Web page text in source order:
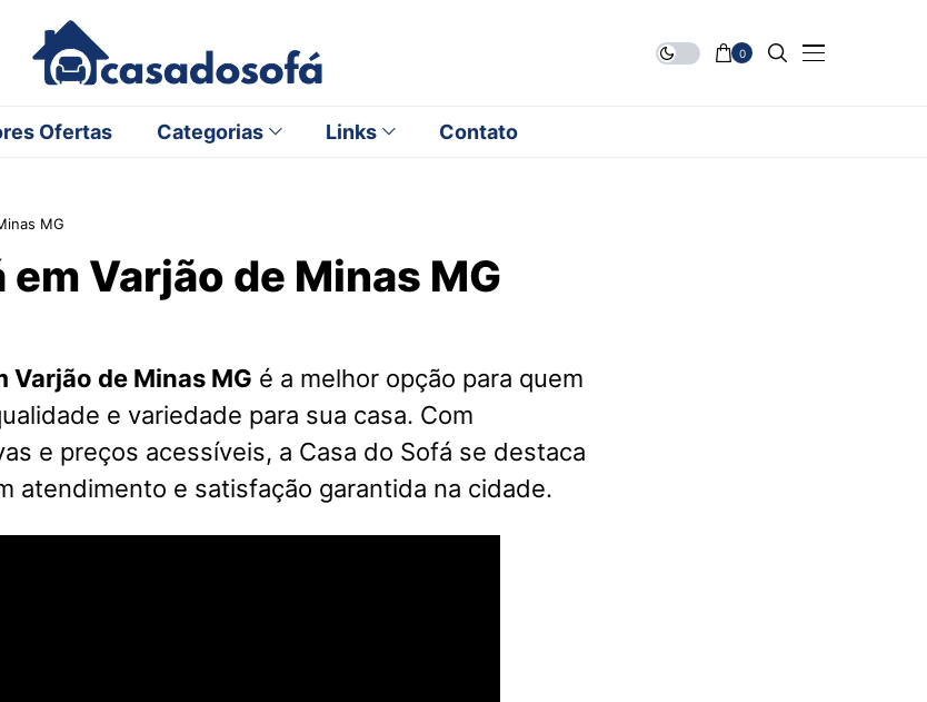
0
Ofertas Categorias Links Contato
MG
em Varjão de Minas MG
Varjão de Minas MG é a melhor opção para quem
e variedade para sua casa. Com
e preços acessíveis, a Casa do Sofá se destaca
atendimento e satisfação garantida na cidade.